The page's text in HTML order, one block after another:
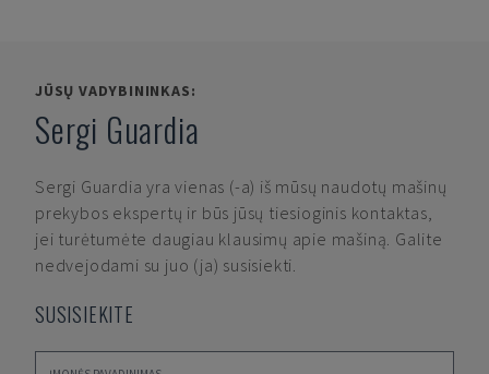
JŪSŲ VADYBININKAS:
Sergi Guardia
Sergi Guardia yra vienas (-a) iš mūsų naudotų mašinų
prekybos ekspertų ir būs jūsų tiesioginis kontaktas,
jei turėtumėte daugiau klausimų apie mašiną. Galite
nedvejodami su juo (ja) susisiekti.
SUSISIEKITE